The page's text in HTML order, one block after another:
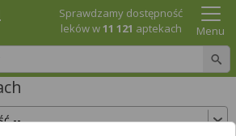
Sprawdzamy dostępność
leków w11 121 aptekach Menu